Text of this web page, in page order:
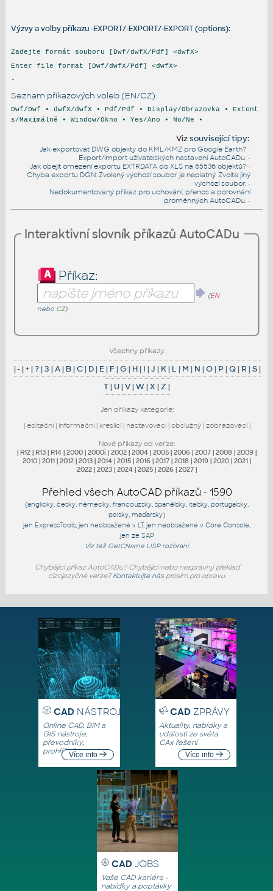
Výzvy a volby příkazu -EXPORT/-EXPORT/-EXPORT (options):
Zadejte formát souboru [Dwf/dwfX/Pdf] <dwfX>
Enter file format [Dwf/dwfX/Pdf] <dwfX>
-
Seznam příkazových voleb (EN/CZ):
Dwf/Dwf • dwfX/dwfX • Pdf/Pdf • Display/Obrazovka • Extent
s/Maximálně • Window/Okno • Yes/Ano • No/Ne •
Vizsouvisející tipy:
Jak exportovat DWG objekty do KML/KMZ pro Google Earth? •
Export/import uživatelských nastavení AutoCADu. •
Jak obejít omezení exportu EXTRDATA do XLS na 65536 objektů? •
Chyba exportu DGN: Zvolený výchozí soubor je neplatný. Zvolte jiný
výchozí soubor. •
Nedokumentovaný příkaz pro uchování, přenos a porovnání
proměnných AutoCADu. •
Interaktivní slovník příkazů AutoCADu
Příkaz:
(EN
nebo CZ)
Všechny příkazy:
|- |+|?|3 |A| B|C| D| E| F |G| H| I |J | K| L | M | N |O| P |Q| R |S|
T| U|V|W|X |Z |
Jen příkazy kategorie:
| editační| informační| kreslicí| nastavovací| obslužný| zobrazovací|
Nové příkazy od verze:
| R12 | R13 | R14 | 2000 | 2000i | 2002 | 2004 | 2005 | 2006 | 2007 | 2008 | 2009 |
2010 | 2011 | 2012 | 2013 | 2014 | 2015 | 2016 | 2017 | 2018 | 2019 | 2020 | 2021 |
2022 | 2023 | 2024 | 2025 | 2026 | 2027 |
Přehled všech AutoCAD příkazů - 1590
(anglicky, česky, německy, francouzsky, španělsky, italsky, portugalsky,
polsky, maďarsky)
jen ExpressTools , jen neobsažené v LT, jen neobsažené v Core Console
jen ze SAP
Viz též GetCNameLISP rozhraní.
Chybějící příkaz AutoCADu? Chybějící nebo nesprávný překlad
cizojazyčné verze? Kontaktujte násprosím pro opravu.
CADNÁSTROJE
Online CAD, BIM a
GIS nástroje,
převodníky,
prohlížečeVíce info
CADZPRÁVY
Aktuality, nabídky a
události ze světa
CAx řešení
Více info
CAD JOBS
Vaše CAD kariéra -
nabídky a poptávky